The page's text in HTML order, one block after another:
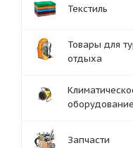
Текстиль
Товары для
отдыха
оборудование
Запчасти